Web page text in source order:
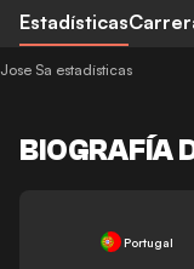
Estadísticas
Jose Sa estadísticas
BIOGRAFÍA
Portugal